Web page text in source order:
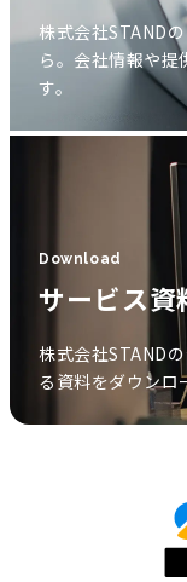
株式会社STAND
ら。会社情報や
す。
Download
サービス資
株式会社STAND
る資料をダウンロ